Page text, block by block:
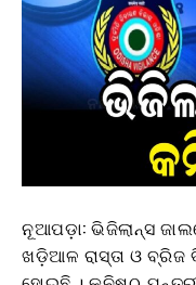
ନୂଆପଡ଼ା: ଭିଜିଲାନ୍ସ
ଖଡ଼ିଆଳ ରାସ୍ତା ଓ